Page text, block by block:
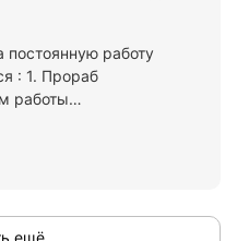
постоянную работу
: 1. Прораб
работы
ещё